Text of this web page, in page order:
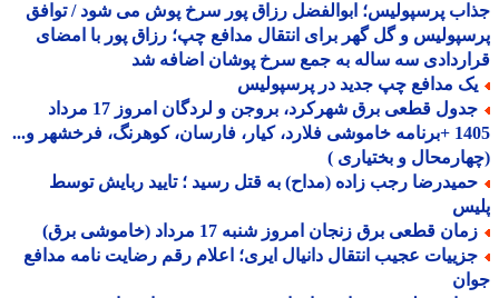
پرسپولیس؛ ابوالفضل رزاق پور سرخ پوش می شود / توافق
و گل گهر برای انتقال مدافع چپ؛ رزاق پور با امضای
سه ساله به جمع سرخ پوشان اضافه شد
مدافع چپ جدید در پرسپولیس
جدول قطعی برق شهرکرد، بروجن و لردگان امروز 17 مرداد
1405 +برنامه خاموشی فلارد، کیار، فارسان، کوهرنگ، فرخشهر و...
و بختیاری )
رجب زاده (مداح) به قتل رسید ؛ تایید ربایش توسط
قطعی برق زنجان امروز شنبه 17 مرداد (خاموشی برق)
عجیب انتقال دانیال ایری؛ اعلام رقم رضایت نامه مدافع